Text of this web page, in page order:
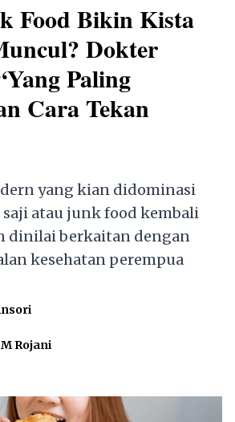
Food Bikin Kista
Dokter
Paling
Cara Tekan
yang kian didominasi
atau junk food kembali
dinilai berkaitan dengan
kesehatan perempua
Rojani